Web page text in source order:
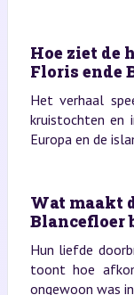
Hoe ziet de
Floris ende
Het verhaal
kruistochten en
Europa en de
Wat maakt
Blancefloer
Hun liefde
toont hoe
ongewoon was